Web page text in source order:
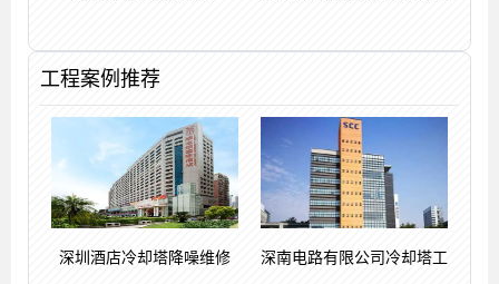
工程案例推荐
深圳酒店冷却塔降噪维修 深南电路有限公司冷却塔工